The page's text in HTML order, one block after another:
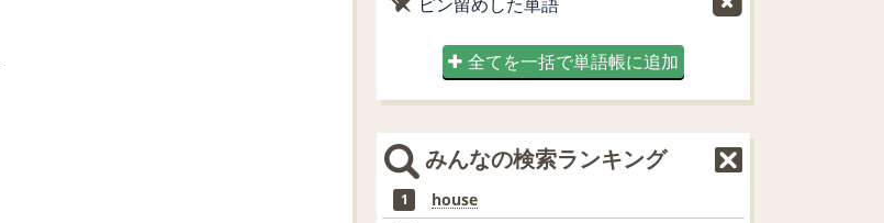
全てを一括で単語帳に追加
みんなの検索ランキング
1 house